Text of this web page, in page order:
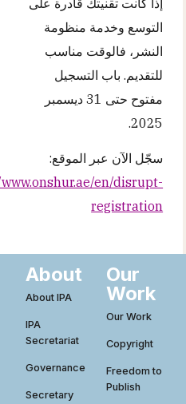
التوسع وخدمة منظومة
النشر، فالوقت مناسب
للتقديم. باب التسجيل
مفتوح حتى 31 ديسمبر
2025.
سجّل الآن عبر الموقع:
en/disrupt-
registration
About
About IPA
IPA
Secretariat
Governance
Secretary
Our
Work
Our Work
Copyright
Freedom to
Publish